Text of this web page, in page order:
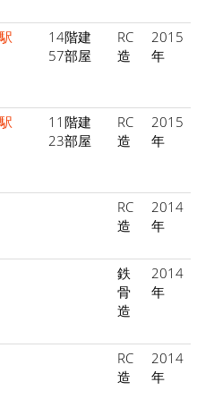
14階建
57部屋
RC
造
2015
年
11階建
23部屋
RC
造
2015
年
RC
造
2014
年
鉄
骨
造
2014
年
RC
造
2014
年